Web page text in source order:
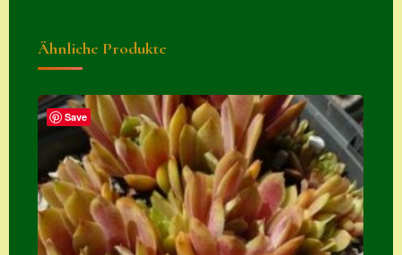
Zubehör
Ähnliche Produkte
Save